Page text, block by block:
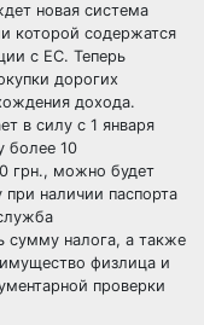
новая система
которой содержатся
с ЕС. Теперь
дорогих
дохода.
в силу с 1 января
более 10
грн., можно будет
при наличии паспорта
сумму налога, а также
физлица и
проверки